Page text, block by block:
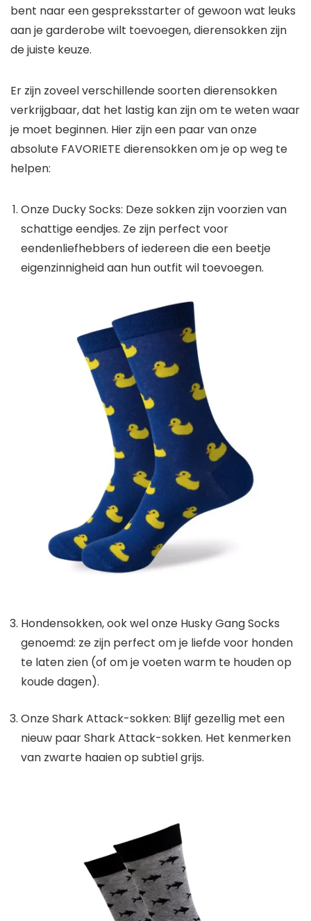
bent naar een gespreksstarter of gewoon wat leuks
aan je garderobe wilt toevoegen, dierensokken zijn
de juiste keuze.
Er zijn zoveel verschillende soorten dierensokken
verkrijgbaar, dat het lastig kan zijn om te weten waar
je moet beginnen. Hier zijn een paar van onze
absolute FAVORIETE dierensokken om je op weg te
helpen:
Onze Ducky Socks: Deze sokken zijn voorzien van
schattige eendjes. Ze zijn perfect voor
eendenliefhebbers of iedereen die een beetje
eigenzinnigheid aan hun outfit wil toevoegen.
Hondensokken, ook wel onze Husky Gang Socks
genoemd: ze zijn perfect om je liefde voor honden
te laten zien (of om je voeten warm te houden op
koude dagen).
Onze Shark Attack-sokken: Blijf gezellig met een
nieuw paar Shark Attack-sokken. Het kenmerken
van zwarte haaien op subtiel grijs.